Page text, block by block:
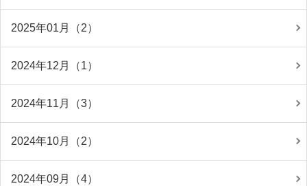
2025年01月（2）
2024年12月（1）
2024年11月（3）
2024年10月（2）
2024年09月（4）